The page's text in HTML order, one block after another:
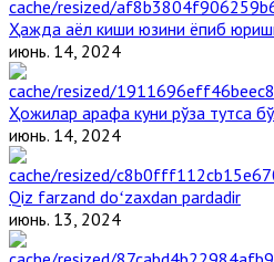
Ҳажда аёл киши юзини ёпиб
июнь. 14, 2024
Ҳожилар арафа куни рўза тутса
июнь. 14, 2024
Qiz farzand doʻzaxdan pardadir
июнь. 13, 2024